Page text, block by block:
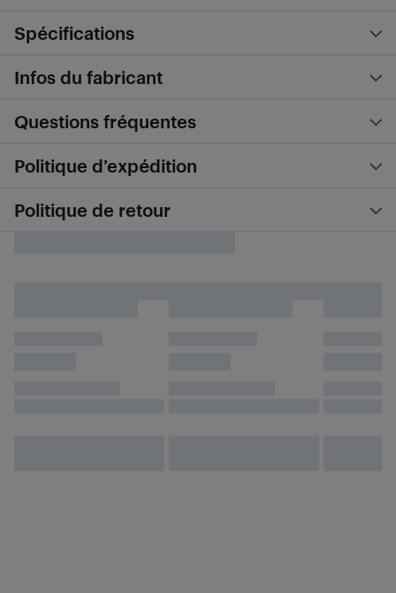
Spécifications
Infos du fabricant
Questions fréquentes
Politique d’expédition
Politique de retour